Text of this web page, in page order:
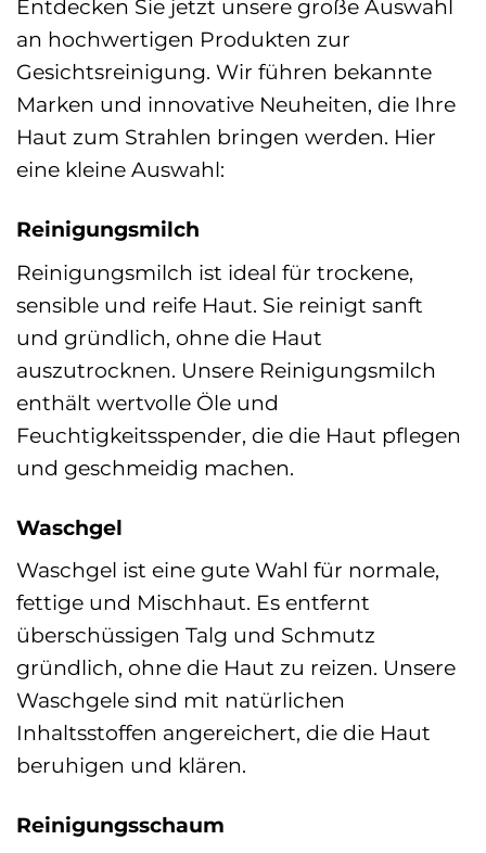
Entdecken Sie jetzt unsere große Auswahl
an hochwertigen Produkten zur
Gesichtsreinigung. Wir führen bekannte
Marken und innovative Neuheiten, die Ihre
Haut zum Strahlen bringen werden. Hier
eine kleine Auswahl:
Reinigungsmilch
Reinigungsmilch ist ideal für trockene,
sensible und reife Haut. Sie reinigt sanft
und gründlich, ohne die Haut
auszutrocknen. Unsere Reinigungsmilch
enthält wertvolle Öle und
Feuchtigkeitsspender, die die Haut pflegen
und geschmeidig machen.
Waschgel
Waschgel ist eine gute Wahl für normale,
fettige und Mischhaut. Es entfernt
überschüssigen Talg und Schmutz
gründlich, ohne die Haut zu reizen. Unsere
Waschgele sind mit natürlichen
Inhaltsstoffen angereichert, die die Haut
beruhigen und klären.
Reinigungsschaum